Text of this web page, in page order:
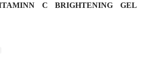
C BRIGHTENING GEL